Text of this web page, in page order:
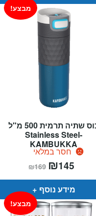
כוס שתיה תרמית 500 מ"ל
Stainless Steel-
KAMBUKKA
חסר במלאי
מבצע!
₪169 המחיר
המקורי
היה:
₪169.
₪145
הוא:
מידע נוסף
מבצע!